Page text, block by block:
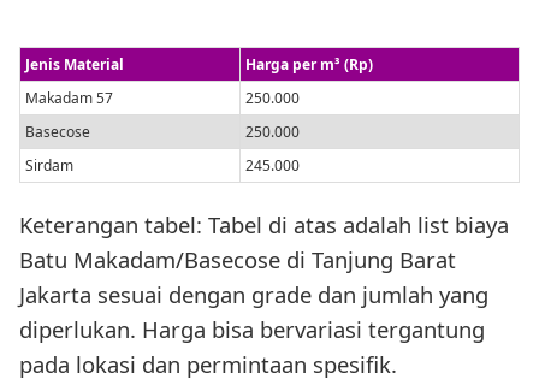
Jenis Material
Harga per m³ (Rp)
Makadam 57
250.000
Basecose
250.000
Sirdam
245.000
Keterangan tabel: Tabel di atas adalah list biaya
Batu Makadam/Basecose di Tanjung Barat
Jakarta sesuai dengan grade dan jumlah yang
diperlukan. Harga bisa bervariasi tergantung
pada lokasi dan permintaan spesifik.